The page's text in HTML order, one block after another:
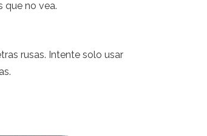
que no vea.
rusas. Intente solo usar